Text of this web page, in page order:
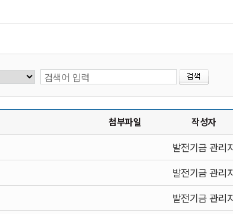
첨부파일 작성자
발전기금 관리
발전기금 관리
발전기금 관리